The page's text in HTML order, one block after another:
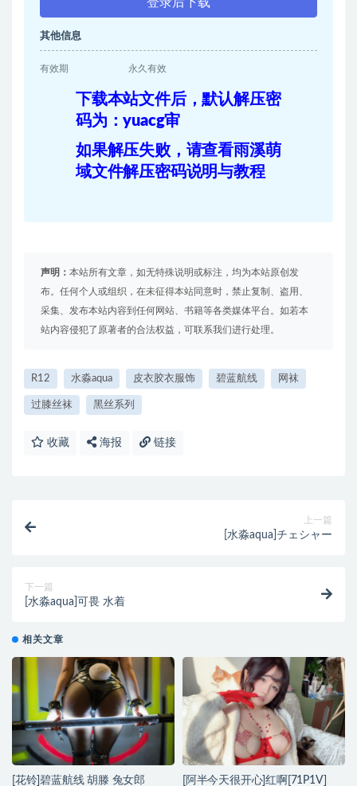
其他信息
有效期 永久有效
下载本站文件后，默认解压密
码为：yuacg审
如果解压失败，请查看雨溪萌
域文件解压密码说明与教程
声明： 本站所有文章，如无特殊说明或标注，均为本站原创发
布。任何个人或组织，在未征得本站同意时，禁止复制、盗用、
采集、发布本站内容到任何网站、书籍等各类媒体平台。如若本
站内容侵犯了原著者的合法权益，可联系我们进行处理。
R12 水淼aqua 皮衣胶衣服饰 碧蓝航线 网袜
过膝丝袜 黑丝系列
收藏 海报 链接
上一篇
[水淼aqua]チェシャー
下一篇
[水淼aqua]可畏 水着
相关文章
[花铃]碧蓝航线 胡滕 兔女郎
[阿半今天很开心]红啊[71P1V]